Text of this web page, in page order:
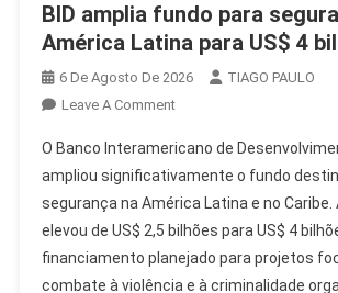
BID amplia fundo para
América Latina para US$ 4
6 De Agosto De 2026
TIAGO PAULO
Leave A CommentOn
Amplia
Fundo
Para
Segurança
Na
América
O Banco Interamericano de
ampliou significativamente o fundo
segurança na América Latina e no
elevou de US$ 2,5 bilhões para US$ 4
financiamento planejado para projetos
combate à violência e à criminalidade